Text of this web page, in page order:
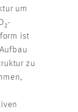
um
ist
zu